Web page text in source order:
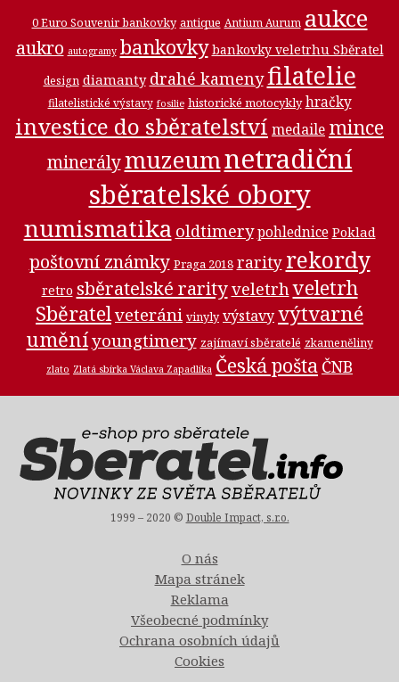
0 Euro Souvenir bankovky antique Antium Aurum aukce
aukro autogramy bankovky bankovky veletrhu Sběratel
design diamanty drahé kamenyfilatelie
filatelistické výstavy fosilie historické motocykly hračky
investice do sběratelství medaile mince
minerálymuzeumnetradiční
sběratelské obory
numismatika oldtimery pohlednice Poklad
poštovní známky Praga 2018 rarity rekordy
retro sběratelské rarityveletrhveletrh
Sběratelveteráni vinyly výstavyvýtvarné
uměníyoungtimery zajímaví sběratelé zkameněliny
zlato Zlatá sbírka Václava Zapadlíka Česká pošta ČNB
1999 – 2020 © Double Impact, s.r.o.
O nás
Mapa stránek
Reklama
Všeobecné podmínky
Ochrana osobních údajů
Cookies